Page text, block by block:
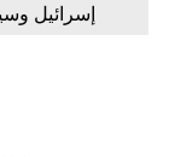
إسرائيل